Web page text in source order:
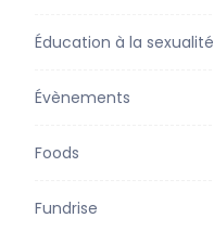
Éducation à la sexualité
Évènements
Foods
Fundrise